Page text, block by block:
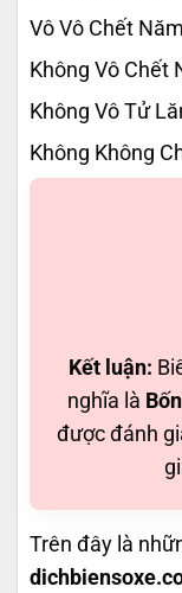
Vô Vô Chết
Không Vô Chết
Không Vô Tử
Không Không
Kết luận:
nghĩa là
được đánh
Trên đây là